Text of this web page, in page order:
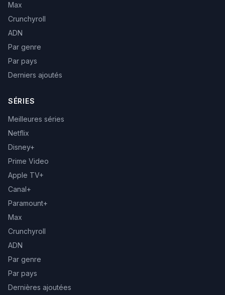
Max
Crunchyroll
ADN
Par genre
Par pays
Derniers ajoutés
SÉRIES
Meilleures séries
Netflix
Disney+
Prime Video
Apple TV+
Canal+
Paramount+
Max
Crunchyroll
ADN
Par genre
Par pays
Dernières ajoutées